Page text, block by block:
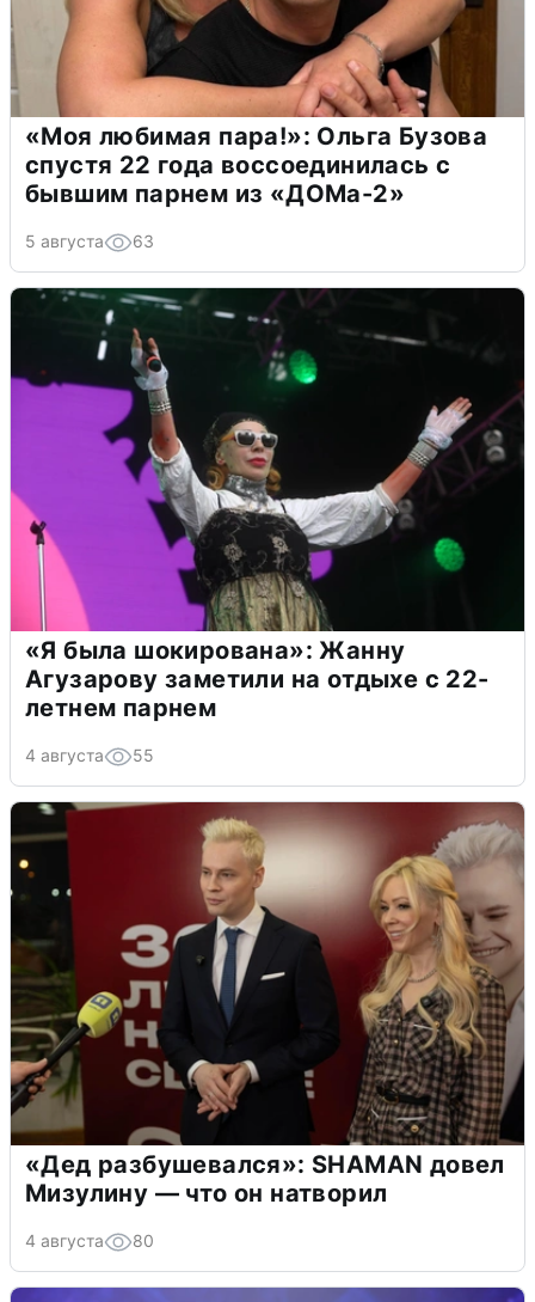
«Моя любимая пара!»: Ольга Бузова
спустя 22 года воссоединилась с
бывшим парнем из «ДОМа-2»
5 августа 63
«Я была шокирована»: Жанну
Агузарову заметили на отдыхе с 22-
летнем парнем
4 августа 55
«Дед разбушевался»: SHAMAN довел
Мизулину — что он натворил
4 августа 80